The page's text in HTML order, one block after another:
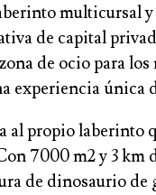
multicursal
de capital
de ocio para
única
propio laberinto
7000 m2 y 3
de dinosaurio